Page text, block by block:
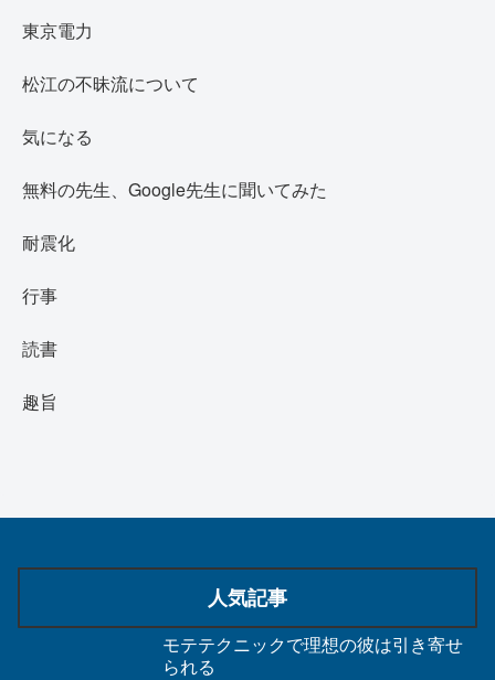
東京電力
松江の不昧流について
気になる
無料の先生、Google先生に聞いてみた
耐震化
行事
読書
趣旨
人気記事
モテテクニックで理想の彼は引き寄せ
られる